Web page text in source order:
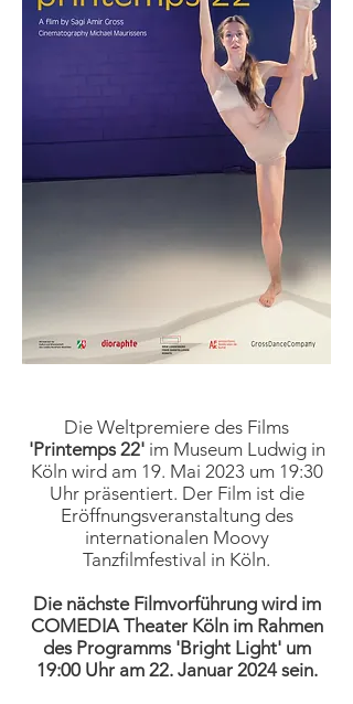
Die Weltpremiere des Films
'Printemps 22' im Museum Ludwig in
Köln wird am 19. Mai 2023 um 19:30
Uhr präsentiert. ​Der Film ist die
Eröffnungsveranstaltung des
internationalen Moovy
Tanzfilmfestival in Köln.
Die nächste Filmvorführung wird im
COMEDIA Theater Köln im Rahmen
des Programms 'Bright Light' um
19:00 Uhr am 22. Januar 2024 sein.